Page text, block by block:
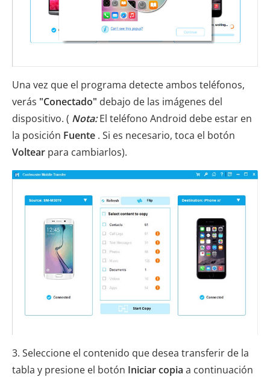
Una vez que el programa detecte ambos teléfonos,
verás "Conectado" debajo de las imágenes del
dispositivo. ( Nota:El teléfono Android debe estar en
la posición Fuente . Si es necesario, toca el botón
Voltear para cambiarlos).
3. Seleccione el contenido que desea transferir de la
tabla y presione el botón Iniciar copia a continuación